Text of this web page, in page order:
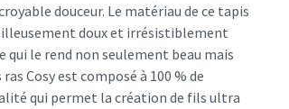
douceur. Le matériau de ce tapis
doux et irrésistiblement
qui le rend non seulement beau mais
Cosy est composé à 100 % de
qui permet la création de fils ultra